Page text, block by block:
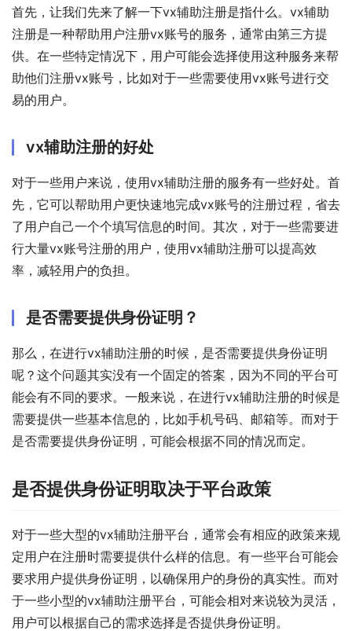
首先，让我们先来了解一下vx辅助注册是指什么。vx辅助
注册是一种帮助用户注册vx账号的服务，通常由第三方提
供。在一些特定情况下，用户可能会选择使用这种服务来帮
助他们注册vx账号，比如对于一些需要使用vx账号进行交
易的用户。
vx辅助注册的好处
对于一些用户来说，使用vx辅助注册的服务有一些好处。首
先，它可以帮助用户更快速地完成vx账号的注册过程，省去
了用户自己一个个填写信息的时间。其次，对于一些需要进
行大量vx账号注册的用户，使用vx辅助注册可以提高效
率，减轻用户的负担。
是否需要提供身份证明？
那么，在进行vx辅助注册的时候，是否需要提供身份证明
呢？这个问题其实没有一个固定的答案，因为不同的平台可
能会有不同的要求。一般来说，在进行vx辅助注册的时候是
需要提供一些基本信息的，比如手机号码、邮箱等。而对于
是否需要提供身份证明，可能会根据不同的情况而定。
是否提供身份证明取决于平台政策
对于一些大型的vx辅助注册平台，通常会有相应的政策来规
定用户在注册时需要提供什么样的信息。有一些平台可能会
要求用户提供身份证明，以确保用户的身份的真实性。而对
于一些小型的vx辅助注册平台，可能会相对来说较为灵活，
用户可以根据自己的需求选择是否提供身份证明。